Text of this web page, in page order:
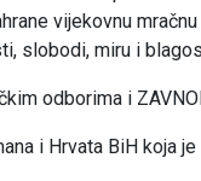
vijekovnu
slobodi, miru i
odborima i
i Hrvata BiH koja